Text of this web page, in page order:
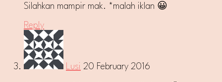
Silahkan mampir mak. *malah iklan 😀
Reply
Lusi 20 February 2016